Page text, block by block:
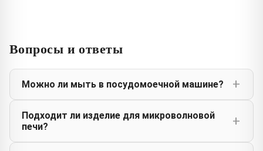
Вопросы и ответы
Можно ли мыть в посудомоечной машине?
Подходит ли изделие для микроволновой
печи?